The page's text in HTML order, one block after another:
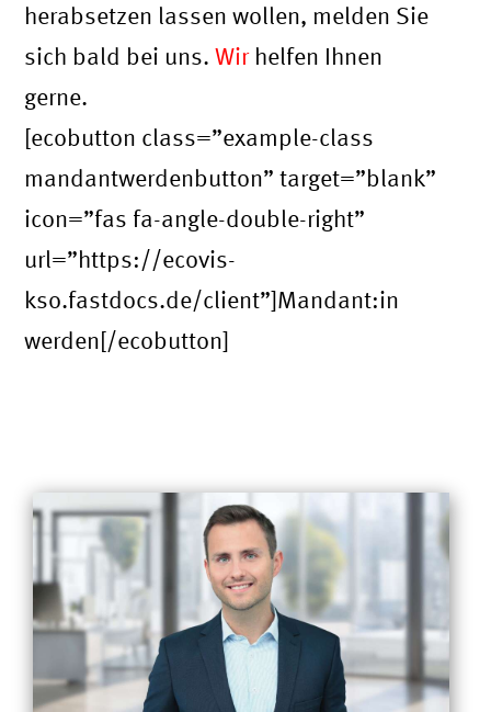
herabsetzen lassen wollen, melden Sie
sich bald bei uns.Wirhelfen Ihnen
gerne.
[ecobutton class=”example-class
mandantwerdenbutton” target=”blank”
icon=”fas fa-angle-double-right”
url=”https://ecovis-
kso.fastdocs.de/client”]Mandant:in
werden[/ecobutton]